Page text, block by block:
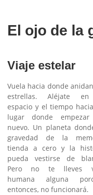
El ojo de la
Viaje estelar
Vuela hacia donde
estrellas. Aléjate
espacio y el tiempo
lugar donde
nuevo. Un planeta
gravedad de la
tienda a cero y la
pueda vestirse de
Pero no te lleves
humana alguna
entonces, no funcionará.